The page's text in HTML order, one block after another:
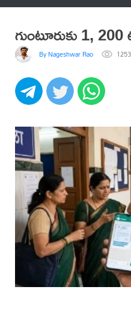
గుంటూరుకు 1,
By Nageshwar Rao 1253